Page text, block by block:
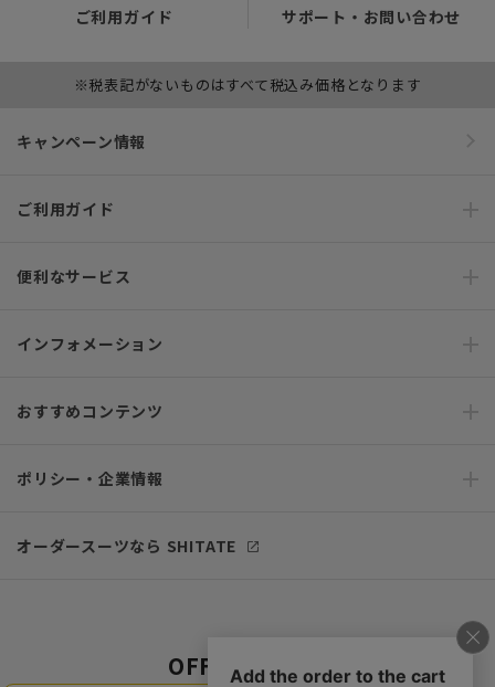
ご利用ガイド サポート・お問い合わせ
※税表記がないものはすべて税込み価格となります
キャンペーン情報
ご利用ガイド
便利なサービス
インフォメーション
おすすめコンテンツ
ポリシー・企業情報
オーダースーツなら SHITATE
OFFICIAL SNS